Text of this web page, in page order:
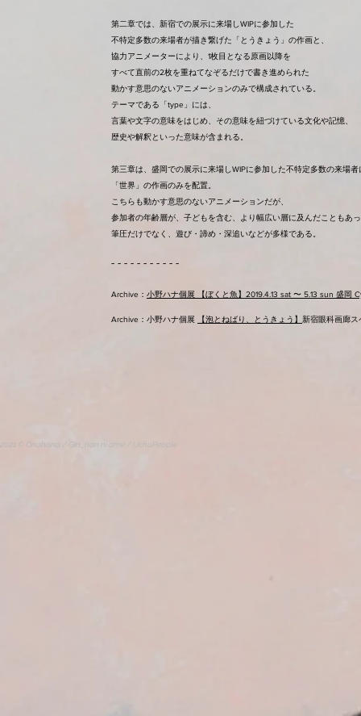
第二章では、新宿での展示に来場しWIPに参加した
不特定多数の来場者が描き繋げた「とうきょう」の作画と、
協力アニメーターにより、1枚目となる原画以降を
すべて直前の2枚を重ねてなぞるだけで書き進められた
動かす意思のないアニメーションのみで構成されている。
テーマである「type」には、
言葉や文字の意味をはじめ、その意味を紐づけている文化や記憶、
歴史や解釈といった意味が含まれる。
第三章は、盛岡での展示に来場しWIPに参加した不特定多数の来場者
「世界」の作画のみを配置。
こちらも動かす意思のないアニメーションだが、
参加者の年齢層が、子どもを含む、より幅広い層に及んだこともあ
筆圧だけでなく、遊び・諦め・深追いなどが多様である。
- - - - - - - - - - -
Archive： 小野ハナ個展 【ぼくと魚】2019.4.13 sat 〜 5.13 sun 盛岡
Archive：小野ハナ個展 【泡とねばり、とうきょう】 新宿眼科画廊
2021 © Onohana / Gin_nan ni ame / UchuPeople